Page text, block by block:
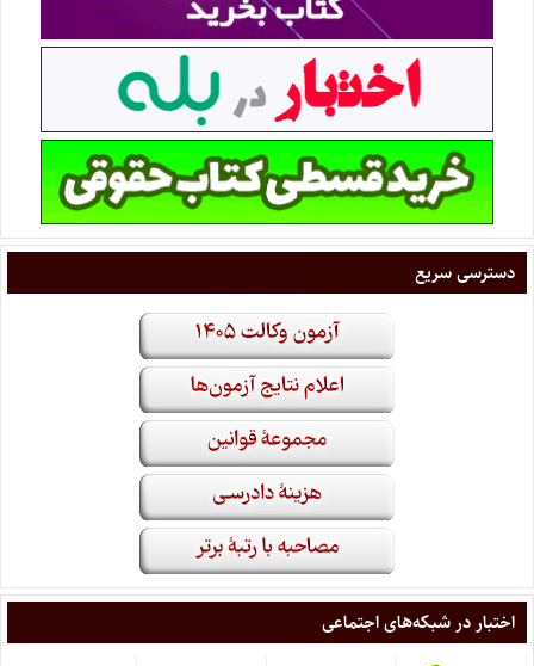
دسترسی سریع
اختبار در شبکه‌های اجتماعی